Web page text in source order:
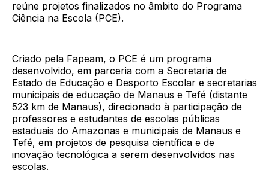
reúne projetos finalizados no âmbito do Programa
Ciência na Escola (PCE).
Criado pela Fapeam, o PCE é um programa
desenvolvido, em parceria com a Secretaria de
Estado de Educação e Desporto Escolar e secretarias
municipais de educação de Manaus e Tefé (distante
523 km de Manaus), direcionado à participação de
professores e estudantes de escolas públicas
estaduais do Amazonas e municipais de Manaus e
Tefé, em projetos de pesquisa científica e de
inovação tecnológica a serem desenvolvidos nas
escolas.